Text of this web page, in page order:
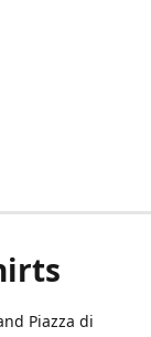
Piazza di